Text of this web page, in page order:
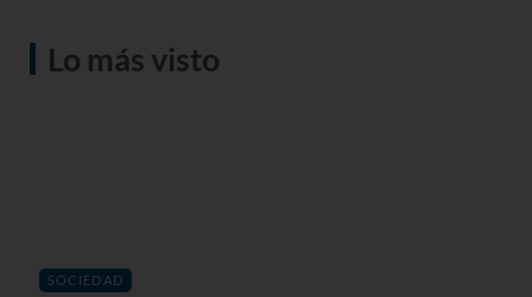
Lo más visto
SOCIEDAD